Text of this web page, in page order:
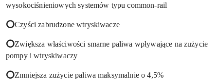
wysokociśnieniowych systemów typu common-rail
⭕Czyści zabrudzone wtryskiwacze
⭕Zwiększa właściwości smarne paliwa wpływające na zużycie
pompy i wtryskiwaczy
⭕Zmniejsza zużycie paliwa maksymalnie o 4,5%